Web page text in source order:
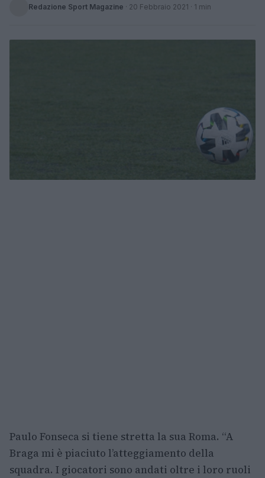
Redazione Sport Magazine · 20 Febbraio 2021 · 1 min
Paulo Fonseca si tiene stretta la sua Roma. “A
Braga mi è piaciuto l’atteggiamento della
squadra. I giocatori sono andati oltre i loro ruoli